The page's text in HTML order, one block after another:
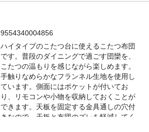
9554340004856
ハイタイプのこたつ台に使えるこたつ布団
です。普段のダイニングで過ごす団欒を、
こたつの温もりを感じながら楽しめます。
手触りなめらかなフランネル生地を使用し
ています。側面にはポケットが付いてお
り、リモコンや小物を収納しておくことが
できます。天板を固定する金具通しの穴付
きなので、天板と布団のズレを軽減してく